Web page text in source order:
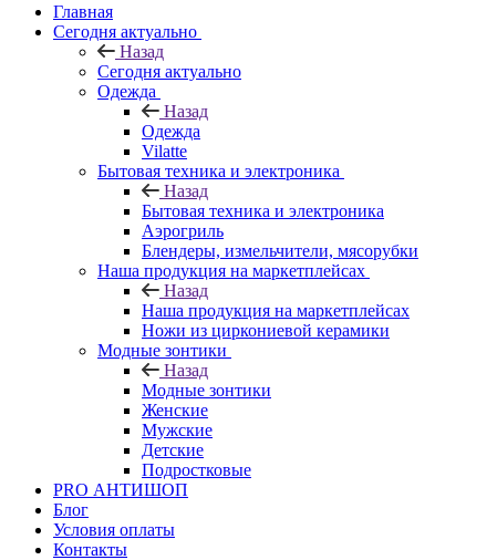
Главная
Сегодня актуально
Назад
Сегодня актуально
Одежда
Назад
Одежда
Vilatte
Бытовая техника и электроника
Назад
Бытовая техника и электроника
Аэрогриль
Блендеры, измельчители, мясорубки
Наша продукция на маркетплейсах
Назад
Наша продукция на маркетплейсах
Ножи из циркониевой керамики
Модные зонтики
Назад
Модные зонтики
Женские
Мужские
Детские
Подростковые
PRO АНТИШОП
Блог
Условия оплаты
Контакты